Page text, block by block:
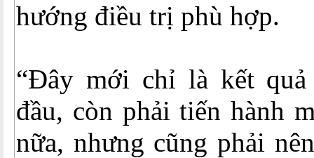
hướng điều trị phù hợp.
“Đây mới chỉ là kết quả
đầu, còn phải tiến hành
nữa, nhưng cũng phải